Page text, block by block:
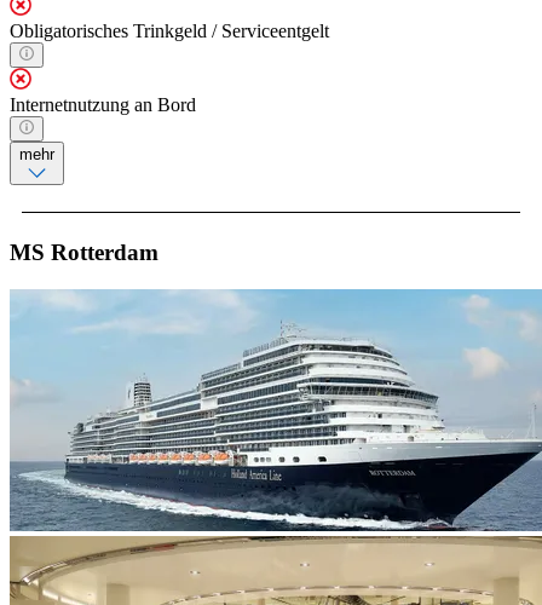
Obligatorisches Trinkgeld / Serviceentgelt
Internetnutzung an Bord
mehr
MS Rotterdam